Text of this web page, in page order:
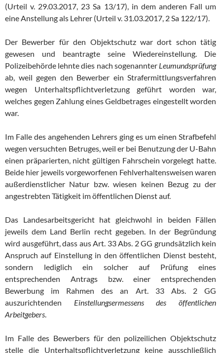
(Urteil v. 29.03.2017, 23 Sa 13/17), in dem anderen Fall um
eine Anstellung als Lehrer (Urteil v. 31.03.2017, 2 Sa 122/17).
Der Bewerber für den Objektschutz war dort schon tätig
gewesen und beantragte seine Wiedereinstellung. Die
Polizeibehörde lehnte dies nach sogenannter Leumundsprüfung
ab, weil gegen den Bewerber ein Strafermittlungsverfahren
wegen Unterhaltspflichtverletzung geführt worden war,
welches gegen Zahlung eines Geldbetrages eingestellt worden
war.
Im Falle des angehenden Lehrers ging es um einen Strafbefehl
wegen versuchten Betruges, weil er bei Benutzung der U-Bahn
einen präparierten, nicht gültigen Fahrschein vorgelegt hatte.
Beide hier jeweils vorgeworfenen Fehlverhaltensweisen waren
außerdienstlicher Natur bzw. wiesen keinen Bezug zu der
angestrebten Tätigkeit im öffentlichen Dienst auf.
Das Landesarbeitsgericht hat gleichwohl in beiden Fällen
jeweils dem Land Berlin recht gegeben. In der Begründung
wird ausgeführt, dass aus Art. 33 Abs. 2 GG grundsätzlich kein
Anspruch auf Einstellung in den öffentlichen Dienst besteht,
sondern lediglich ein solcher auf Prüfung eines
entsprechenden Antrags bzw. einer entsprechenden
Bewerbung im Rahmen des an Art. 33 Abs. 2 GG
auszurichtenden Einstellungsermessens des öffentlichen
Arbeitgebers.
Im Falle des Bewerbers für den polizeilichen Objektschutz
stelle die Unterhaltspflichtverletzung keine ausschließlich